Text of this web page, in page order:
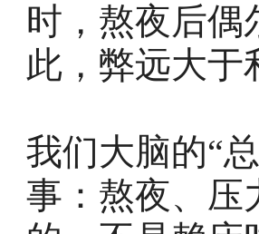
时，熬夜后偶
此，弊远大于
我们大脑的“
事：熬夜、压